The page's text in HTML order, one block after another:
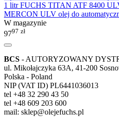
1 litr FUCHS TITAN ATF 8400
MERCON ULV olej do
W magazynie
9797 zł
BCS - AUTORYZOWANY
ul. Mikołajczyka 63A, 41-200
Polska - Poland
NIP (VAT ID) PL6441036013
tel +48 32 290 43 50
tel +48 609 203 600
mail: sklep@olejefuchs.pl